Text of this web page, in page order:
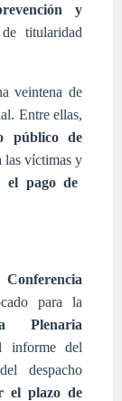
y
titularidad
veintena de
Entre ellas,
público de
las víctimas y
el pago de
para la
Plenaria
informe del
despacho
el plazo de